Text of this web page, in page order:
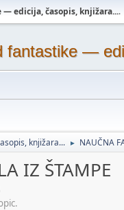
— edicija, časopis, knjižara....
—
knjižara... ► NAUČNA
IZ ŠTAMPE